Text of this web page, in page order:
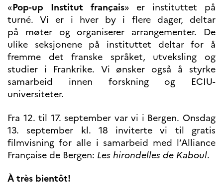
UNIVERSITETER
Høyere utdanning og
postdoktorstillinger
Studere i Frankrike
Campus France Norge på reise i
Frankrike
Studere i Norge
Studiestipender
French+Sciences
French+Gastronomy and
French+Hospitality
Testimonials
«Pop-up Institut français» er instituttet på
turné. Vi er i hver by i flere dager, deltar
på møter og organiserer arrangementer. De
ulike seksjonene på instituttet deltar for å
fremme det franske språket, utveksling og
studier i Frankrike. Vi ønsker også å styrke
samarbeid innen forskning og ECIU-
universiteter.
Fra 12. til 17. september var vi i Bergen. Onsdag
13. september kl. 18 inviterte vi til gratis
filmvisning for alle i samarbeid med l’Alliance
Française de Bergen: Les hirondelles de Kaboul.
À très bientôt!